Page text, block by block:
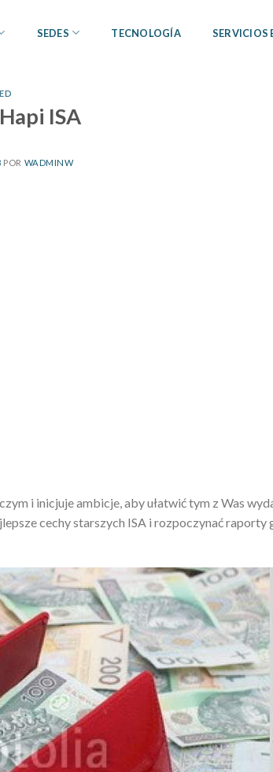
SEDES TECNOLOGÍA SERVICIOS
ISA
POR WADMINW
i inicjuje ambicje, aby ułatwić tym z Was
cechy starszych ISA i rozpoczynać raporty